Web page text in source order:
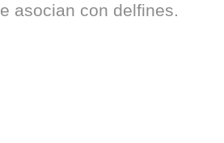
asocian con delfines.